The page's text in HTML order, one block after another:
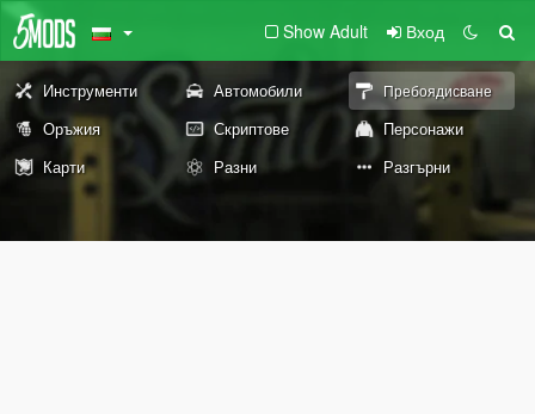
Show Adult Вход
Инструменти Автомобили Пребоядисване
Оръжия Скриптове
Персонажи
Карти
Разни Разгърни